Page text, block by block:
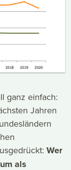
ganz einfach:
Jahren
Wer
als